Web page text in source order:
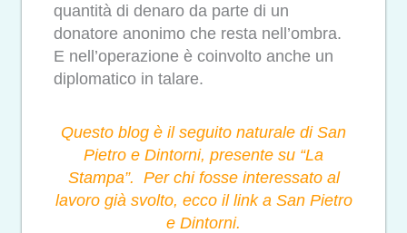
quantità di denaro da parte di un
donatore anonimo che resta nell’ombra.
E nell’operazione è coinvolto anche un
diplomatico in talare.
Questo blog è il seguito naturale di San
Pietro e Dintorni, presente su “La
Stampa”. Per chi fosse interessato al
lavoro già svolto, ecco il link a San Pietro
e Dintorni.